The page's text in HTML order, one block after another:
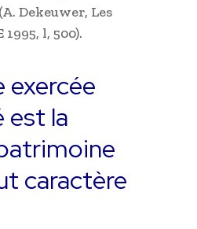
Dekeuwer, Les
l, 500).
exercée
est la
caractère